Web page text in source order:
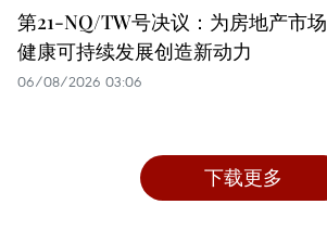
第21-NQ/TW号决议：为房地产市场
健康可持续发展创造新动力
06/08/2026 03:06
下载更多